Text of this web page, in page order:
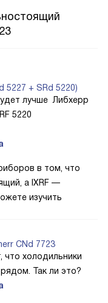
5227 + SRd 5220)
лучше Либхерр
5220
в том, что
а IXRF —
изучить
CNd 7723
что холодильники
Так ли это?